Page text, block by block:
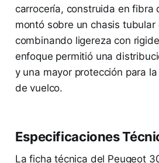
carrocería, construida en fibra
montó sobre un chasis tubular
combinando ligereza con
enfoque permitió una
y una mayor protección para
de vuelco.
Especificaciones
La ficha técnica del Peugeot